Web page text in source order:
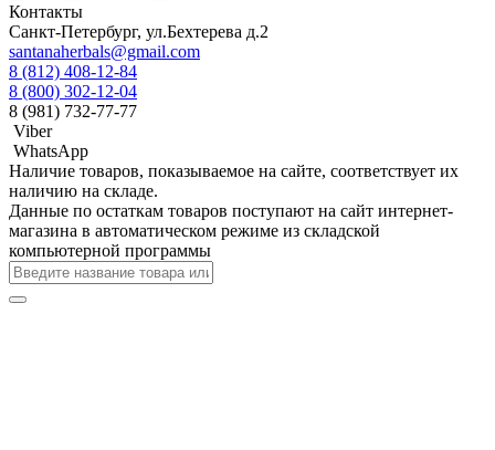
Контакты
Санкт-Петербург, ул.Бехтерева д.2
santanaherbals@gmail.com
8 (812) 408-12-84
8 (800) 302-12-04
8 (981) 732-77-77
Viber
WhatsApp
Наличие товаров, показываемое на сайте, соответствует их
наличию на складе.
Данные по остаткам товаров поступают на сайт интернет-
магазина в автоматическом режиме из складской
компьютерной программы